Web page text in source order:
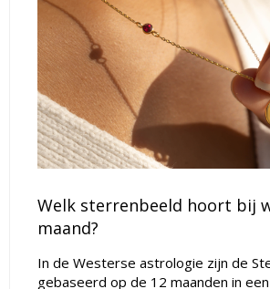
Welk sterrenbeeld hoort bij
maand?
In de Westerse astrologie zijn de
gebaseerd op de 12 maanden in